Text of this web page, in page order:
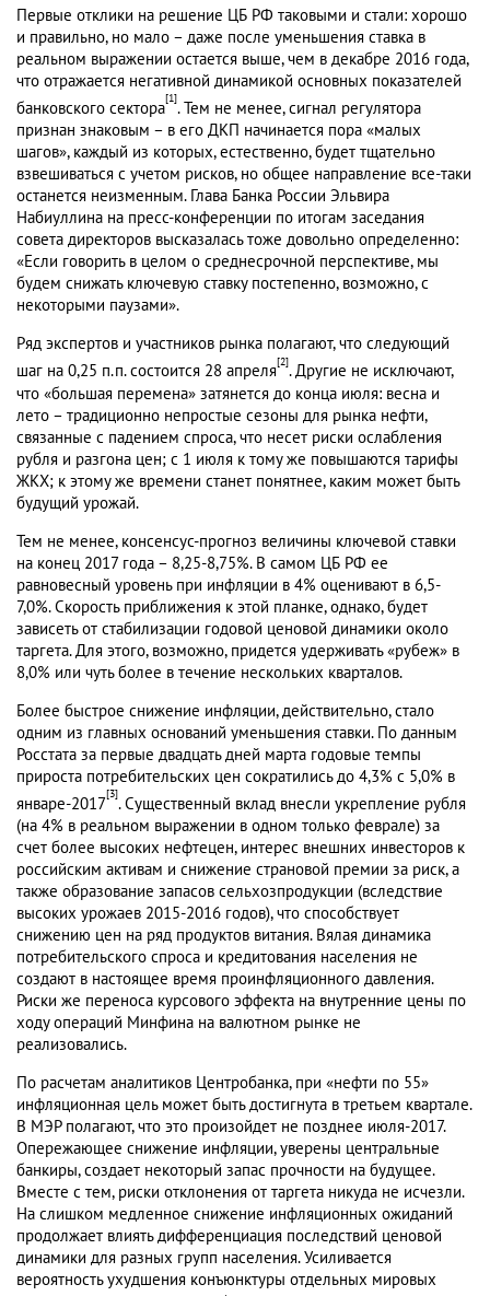
Первые отклики на решение ЦБ РФ таковыми и стали: хорошо
и правильно, но мало – даже после уменьшения ставка в
реальном выражении остается выше, чем в декабре 2016 года,
что отражается негативной динамикой основных показателей
банковского сектора
[1]
. Тем не менее, сигнал регулятора
признан знаковым – в его ДКП начинается пора «малых
шагов», каждый из которых, естественно, будет тщательно
взвешиваться с учетом рисков, но общее направление все-таки
останется неизменным. Глава Банка России Эльвира
Набиуллина на пресс-конференции по итогам заседания
совета директоров высказалась тоже довольно определенно:
«Если говорить в целом о среднесрочной перспективе, мы
будем снижать ключевую ставку постепенно, возможно, с
некоторыми паузами».
Ряд экспертов и участников рынка полагают, что следующий
шаг на 0,25 п.п. состоится 28 апреля
[2]
. Другие не исключают,
что «большая перемена» затянется до конца июля: весна и
лето – традиционно непростые сезоны для рынка нефти,
связанные с падением спроса, что несет риски ослабления
рубля и разгона цен; с 1 июля к тому же повышаются тарифы
ЖКХ; к этому же времени станет понятнее, каким может быть
будущий урожай.
Тем не менее, консенсус-прогноз величины ключевой ставки
на конец 2017 года – 8,25-8,75%. В самом ЦБ РФ ее
равновесный уровень при инфляции в 4% оценивают в 6,5-
7,0%. Скорость приближения к этой планке, однако, будет
зависеть от стабилизации годовой ценовой динамики около
таргета. Для этого, возможно, придется удерживать «рубеж» в
8,0% или чуть более в течение нескольких кварталов.
Более быстрое снижение инфляции, действительно, стало
одним из главных оснований уменьшения ставки. По данным
Росстата за первые двадцать дней марта годовые темпы
прироста потребительских цен сократились до 4,3% с 5,0% в
январе-2017
[3]
. Существенный вклад внесли укрепление рубля
(на 4% в реальном выражении в одном только феврале) за
счет более высоких нефтецен, интерес внешних инвесторов к
российским активам и снижение страновой премии за риск, а
также образование запасов сельхозпродукции (вследствие
высоких урожаев 2015-2016 годов), что способствует
снижению цен на ряд продуктов витания. Вялая динамика
потребительского спроса и кредитования населения не
создают в настоящее время проинфляционного давления.
Риски же переноса курсового эффекта на внутренние цены по
ходу операций Минфина на валютном рынке не
реализовались.
По расчетам аналитиков Центробанка, при «нефти по 55»
инфляционная цель может быть достигнута в третьем квартале.
В МЭР полагают, что это произойдет не позднее июля-2017.
Опережающее снижение инфляции, уверены центральные
банкиры, создает некоторый запас прочности на будущее.
Вместе с тем, риски отклонения от таргета никуда не исчезли.
На слишком медленное снижение инфляционных ожиданий
продолжает влиять дифференциация последствий ценовой
динамики для разных групп населения. Усиливается
вероятность ухудшения конъюнктуры отдельных мировых